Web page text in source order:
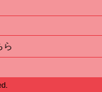
ら